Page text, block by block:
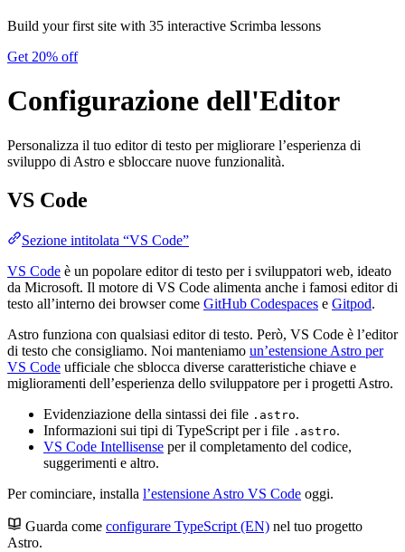
Build your first site with 35 interactive Scrimba lessons
Get 20% off
Configurazione dell'Editor
Personalizza il tuo editor di testo per migliorare l’esperienza di
sviluppo di Astro e sbloccare nuove funzionalità.
VS Code
Sezione intitolata “VS Code”
VS Code è un popolare editor di testo per i sviluppatori web, ideato
da Microsoft. Il motore di VS Code alimenta anche i famosi editor di
testo all’interno dei browser come GitHub Codespaces e Gitpod.
Astro funziona con qualsiasi editor di testo. Però, VS Code è l’editor
di testo che consigliamo. Noi manteniamo un’estensione Astro per
VS Code ufficiale che sblocca diverse caratteristiche chiave e
miglioramenti dell’esperienza dello sviluppatore per i progetti Astro.
Evidenziazione della sintassi dei file .astro.
Informazioni sui tipi di TypeScript per i file .astro.
VS Code Intellisense per il completamento del codice,
suggerimenti e altro.
Per cominciare, installa l’estensione Astro VS Code oggi.
Guarda come configurare TypeScript (EN) nel tuo progetto
Astro.